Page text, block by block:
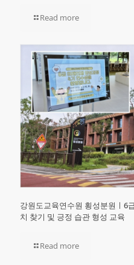
Read more
강원도교육연수원 횡성분원ㅣ6
치 찾기 및 긍정 습관 형성 교육
Read more